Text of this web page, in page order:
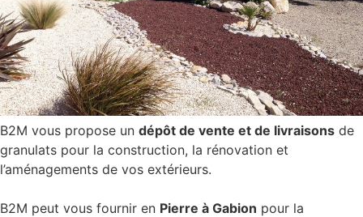
B2M vous propose un dépôt de vente et de livraisons de
granulats pour la construction, la rénovation et
l’aménagements de vos extérieurs.
B2M peut vous fournir en Pierre à Gabion pour la